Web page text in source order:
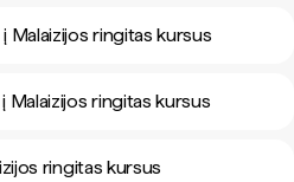
Malaizijos ringitas kursus
ringitas kursus
ringitas kursus